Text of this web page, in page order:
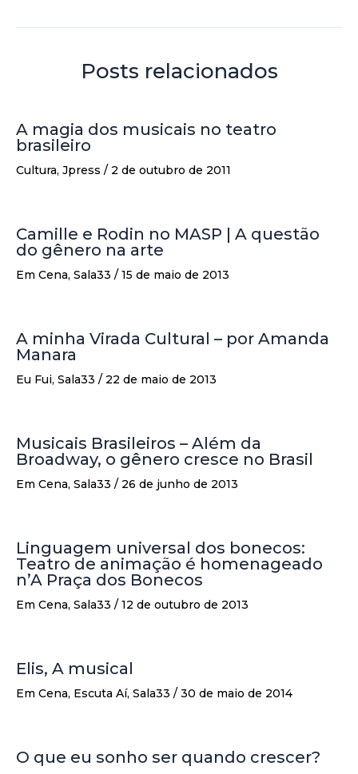
Posts relacionados
A magia dos musicais no teatro
brasileiro
Cultura, Jpress / 2 de outubro de 2011
Camille e Rodin no MASP | A questão
do gênero na arte
Em Cena, Sala33 / 15 de maio de 2013
A minha Virada Cultural – por Amanda
Manara
Eu Fui, Sala33 / 22 de maio de 2013
Musicais Brasileiros – Além da
Broadway, o gênero cresce no Brasil
Em Cena, Sala33 / 26 de junho de 2013
Linguagem universal dos bonecos:
Teatro de animação é homenageado
n’A Praça dos Bonecos
Em Cena, Sala33 / 12 de outubro de 2013
Elis, A musical
Em Cena, Escuta Aí, Sala33 / 30 de maio de 2014
O que eu sonho ser quando crescer?